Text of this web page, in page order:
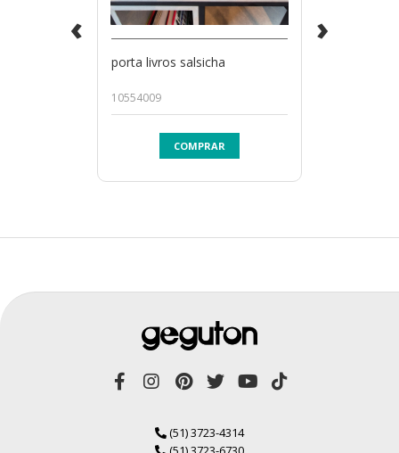
porta livros salsicha
10554009
COMPRAR
‹ ›
(51) 3723-4314